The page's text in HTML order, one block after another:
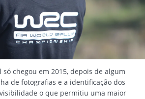
chegou em 2015, depois de algum
de fotografias e a identificação dos
o que permitiu uma maior